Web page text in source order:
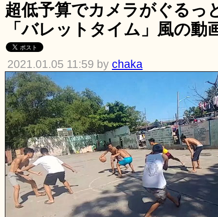
超低予算でカメラがぐるっ
「バレットタイム」風の動
2021.01.05 11:59 by chaka